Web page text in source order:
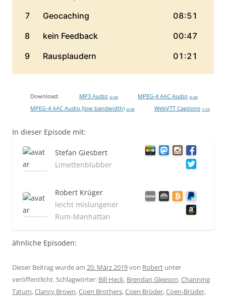
Download: MP3 Audio 42 MB MPEG-4 AAC Audio 45 MB
MPEG-4 AAC Audio (low bandwidth) 24 MB WebVTT Captions 71 KB
In dieser Episode mit:
Stefan Giesbert
Limettenblubber
Robert Krüger
leicht mislungener
Rum-Manhattan
ähnliche Episoden:
Dieser Beitrag wurde am 20. März 2019von Robert unter
veröffentlicht. Schlagwörter: Bill Heck, Brendan Gleeson,Channing
Tatum,Clancy Brown,Coen Brothers,Coen Brüder,Coen-Brüder,